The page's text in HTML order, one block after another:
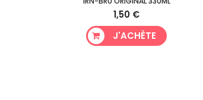
1,50 €
J'ACHÈTE